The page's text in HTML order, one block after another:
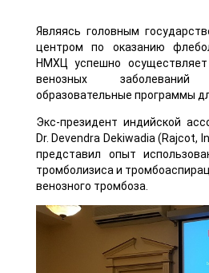
Являясь головным
центром по оказанию
НМХЦ успешно
венозных
образовательные программы
Экс-президент индийской
Dr. Devendra Dekiwadia (Rajcot,
представил опыт
тромболизиса и
венозного тромбоза.